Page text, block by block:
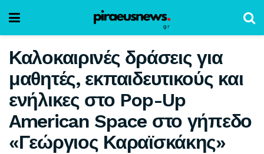
Καλοκαιρινές δράσεις για
μαθητές, εκπαιδευτικούς και
ενήλικες στο Pop-Up
American Space στο γήπεδο
«Γεώργιος Καραϊσκάκης»